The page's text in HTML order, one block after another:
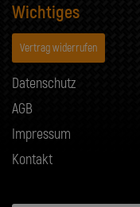
Wichtiges
Vertrag widerrufen
Datenschutz
AGB
Impressum
Kontakt